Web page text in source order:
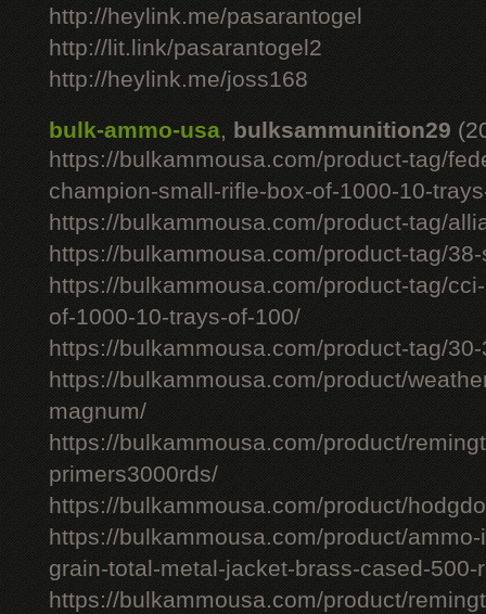
http://heylink.me/pasarantogel
http://lit.link/pasarantogel2
http://heylink.me/joss168
bulk-ammo-usa, bulksammunition29
https://bulkammousa.com/product-tag/
champion-small-rifle-box-of-1000-10-
https://bulkammousa.com/product-tag/
https://bulkammousa.com/product-tag/
https://bulkammousa.com/product-tag/
of-1000-10-trays-of-100/
https://bulkammousa.com/product-tag/
https://bulkammousa.com/product/
magnum/
https://bulkammousa.com/product/
primers3000rds/
https://bulkammousa.com/product/
https://bulkammousa.com/product/
grain-total-metal-jacket-brass-cased-500-
https://bulkammousa.com/product/